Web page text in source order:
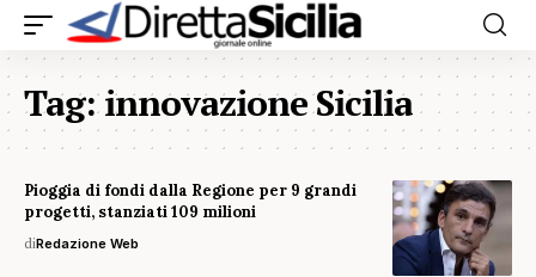
Tag:innovazione Sicilia
Pioggia di fondi dalla Regione per 9 grandi
progetti, stanziati 109 milioni
diRedazione Web